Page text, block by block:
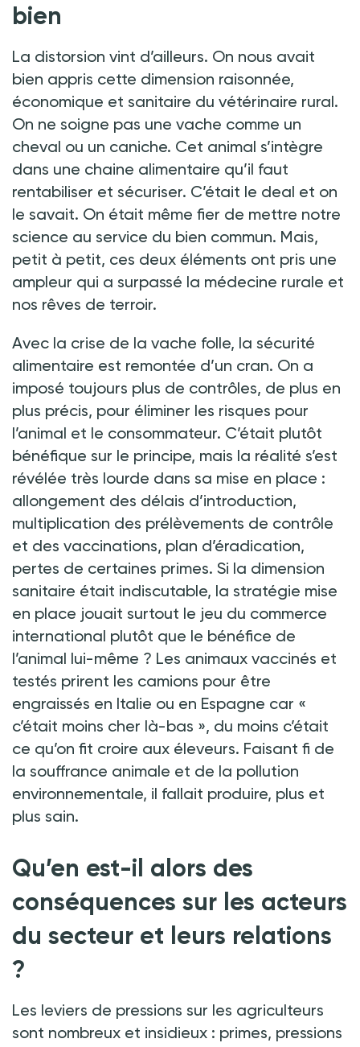
bien
La distorsion vint d’ailleurs. On nous avait
bien appris cette dimension raisonnée,
économique et sanitaire du vétérinaire rural.
On ne soigne pas une vache comme un
cheval ou un caniche. Cet animal s’intègre
dans une chaine alimentaire qu’il faut
rentabiliser et sécuriser. C’était le deal et on
le savait. On était même fier de mettre notre
science au service du bien commun. Mais,
petit à petit, ces deux éléments ont pris une
ampleur qui a surpassé la médecine rurale et
nos rêves de terroir.
Avec la crise de la vache folle, la sécurité
alimentaire est remontée d’un cran. On a
imposé toujours plus de contrôles, de plus en
plus précis, pour éliminer les risques pour
l’animal et le consommateur. C’était plutôt
bénéfique sur le principe, mais la réalité s’est
révélée très lourde dans sa mise en place :
allongement des délais d’introduction,
multiplication des prélèvements de contrôle
et des vaccinations, plan d’éradication,
pertes de certaines primes. Si la dimension
sanitaire était indiscutable, la stratégie mise
en place jouait surtout le jeu du commerce
international plutôt que le bénéfice de
l’animal lui-même ? Les animaux vaccinés et
testés prirent les camions pour être
engraissés en Italie ou en Espagne car «
c’était moins cher là-bas », du moins c’était
ce qu’on fit croire aux éleveurs. Faisant fi de
la souffrance animale et de la pollution
environnementale, il fallait produire, plus et
plus sain.
Qu’en est-il alors des
conséquences sur les acteurs
du secteur et leurs relations
?
Les leviers de pressions sur les agriculteurs
sont nombreux et insidieux : primes, pressions